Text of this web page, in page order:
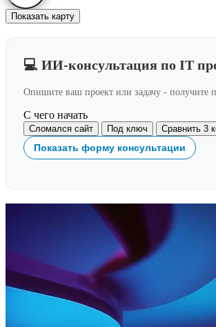
Показать карту
💻 ИИ-консультация по IT
Опишите ваш проект или задачу - получите
С чего начать
Сломался сайт Под ключ Сравнить 3
Показать форму консультации